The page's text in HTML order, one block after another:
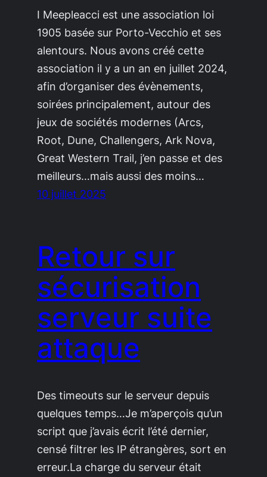
I Meepleacci est une association loi
1905 basée sur Porto-Vecchio et ses
alentours. Nous avons créé cette
association il y a un an en juillet 2024,
afin d’organiser des évènements,
soirées principalement, autour des
jeux de sociétés modernes (Arcs,
Root, Dune, Challengers, Ark Nova,
Great Western Trail, j’en passe et des
meilleurs…mais aussi des moins…
10 juillet 2025
Retour sur
sécurisation
serveur suite
attaque
Des timeouts sur le serveur depuis
quelques temps…Je m’aperçois qu’un
script que j’avais écrit l’été dernier,
censé filtrer les IP étrangères, sort en
erreur.La charge du serveur était